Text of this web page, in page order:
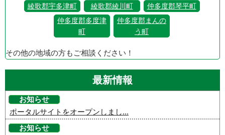
綾歌郡宇多津町
綾歌郡綾川町
仲多度郡琴平町
仲多度郡多度津
町
仲多度郡まんの
う町
その他の地域の方もご相談ください！
最新情報
お知らせ
ポータルサイトをオープンしまし...
お知らせ